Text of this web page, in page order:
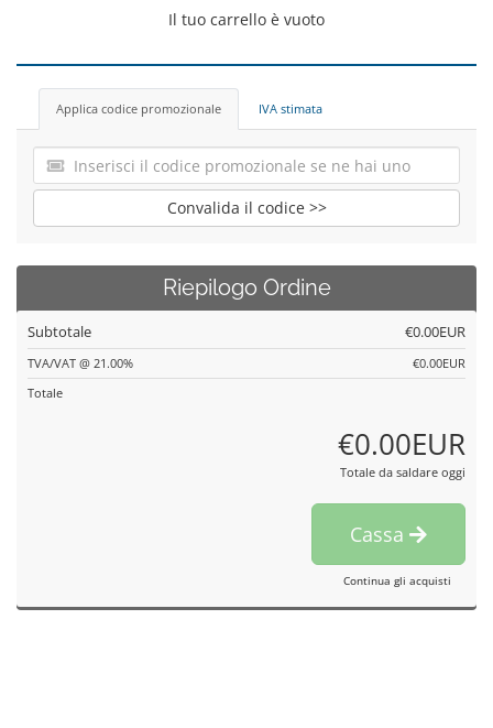
Il tuo carrello è vuoto
Applica codice promozionale IVA stimata
Convalida il codice >>
Riepilogo Ordine
Subtotale €0.00EUR
TVA/VAT @ 21.00%
€0.00EUR
Totale
€0.00EUR
Totale da saldare oggi
Cassa
Continua gli acquisti